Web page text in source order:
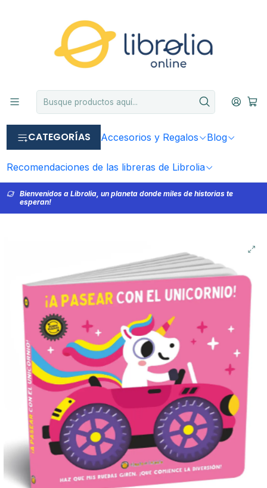
CATEGORÍAS Accesorios y Regalos Blog
Recomendaciones de las libreras de Librolia
Bienvenidos a Librolia, un planeta donde miles de historias te
esperan!